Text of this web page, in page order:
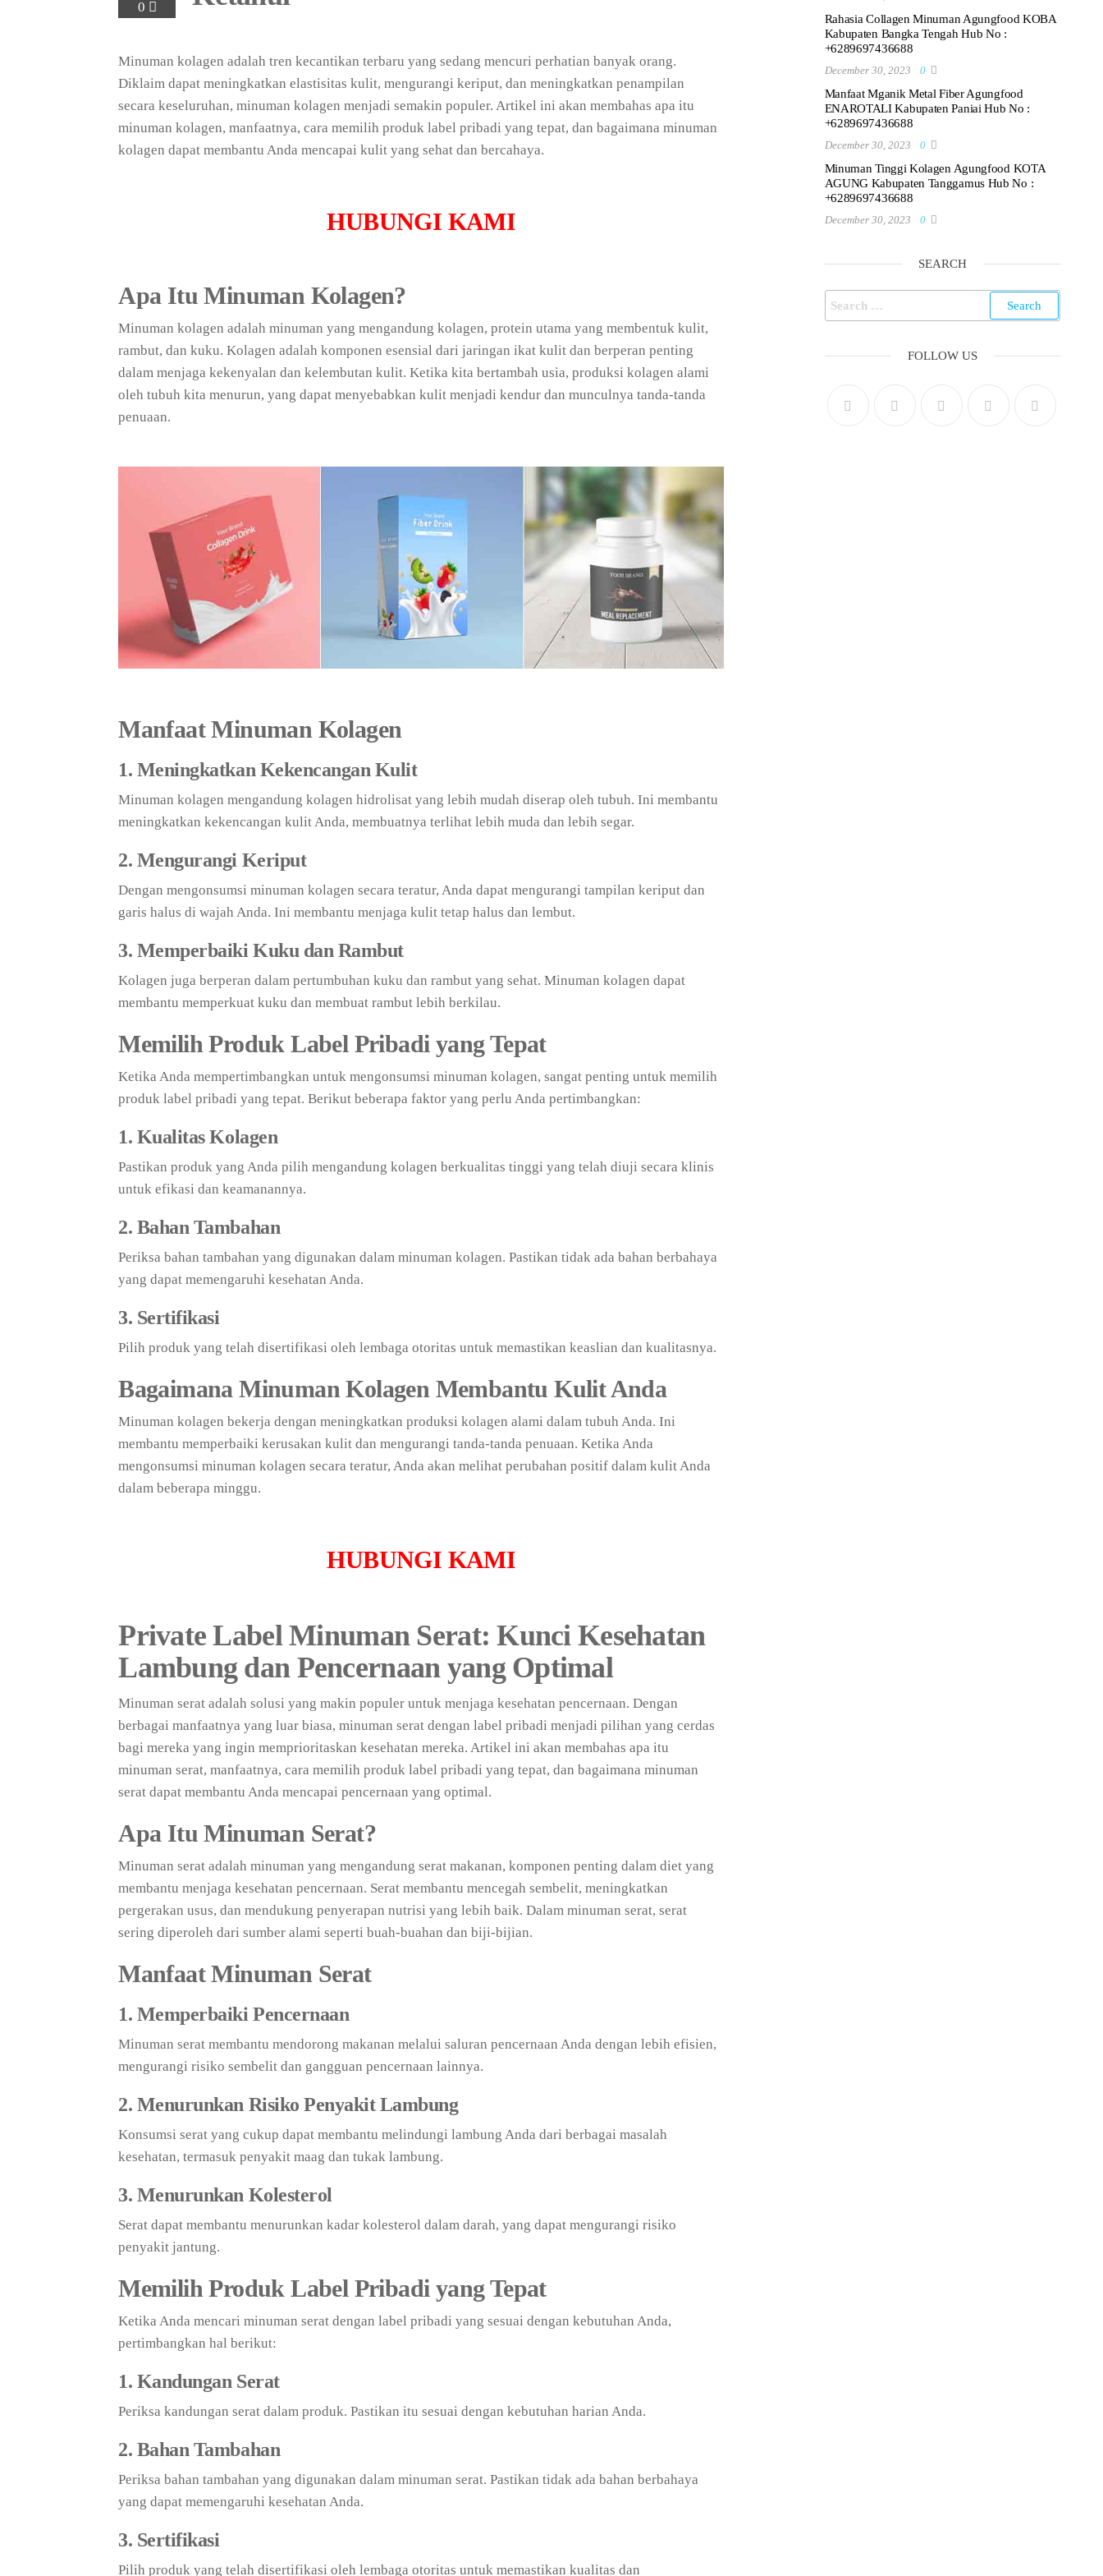
0
Minuman kolagen adalah tren kecantikan terbaru yang sedang mencuri perhatian banyak orang.
Diklaim dapat meningkatkan elastisitas kulit, mengurangi keriput, dan meningkatkan penampilan
secara keseluruhan, minuman kolagen menjadi semakin populer. Artikel ini akan membahas apa itu
minuman kolagen, manfaatnya, cara memilih produk label pribadi yang tepat, dan bagaimana minuman
kolagen dapat membantu Anda mencapai kulit yang sehat dan bercahaya.
HUBUNGI KAMI
Apa Itu Minuman Kolagen?
Minuman kolagen adalah minuman yang mengandung kolagen, protein utama yang membentuk kulit,
rambut, dan kuku. Kolagen adalah komponen esensial dari jaringan ikat kulit dan berperan penting
dalam menjaga kekenyalan dan kelembutan kulit. Ketika kita bertambah usia, produksi kolagen alami
oleh tubuh kita menurun, yang dapat menyebabkan kulit menjadi kendur dan munculnya tanda-tanda
penuaan.
Manfaat Minuman Kolagen
1. Meningkatkan Kekencangan Kulit
Minuman kolagen mengandung kolagen hidrolisat yang lebih mudah diserap oleh tubuh. Ini membantu
meningkatkan kekencangan kulit Anda, membuatnya terlihat lebih muda dan lebih segar.
2. Mengurangi Keriput
Dengan mengonsumsi minuman kolagen secara teratur, Anda dapat mengurangi tampilan keriput dan
garis halus di wajah Anda. Ini membantu menjaga kulit tetap halus dan lembut.
3. Memperbaiki Kuku dan Rambut
Kolagen juga berperan dalam pertumbuhan kuku dan rambut yang sehat. Minuman kolagen dapat
membantu memperkuat kuku dan membuat rambut lebih berkilau.
Memilih Produk Label Pribadi yang Tepat
Ketika Anda mempertimbangkan untuk mengonsumsi minuman kolagen, sangat penting untuk memilih
produk label pribadi yang tepat. Berikut beberapa faktor yang perlu Anda pertimbangkan:
1. Kualitas Kolagen
Pastikan produk yang Anda pilih mengandung kolagen berkualitas tinggi yang telah diuji secara klinis
untuk efikasi dan keamanannya.
2. Bahan Tambahan
Periksa bahan tambahan yang digunakan dalam minuman kolagen. Pastikan tidak ada bahan berbahaya
yang dapat memengaruhi kesehatan Anda.
3. Sertifikasi
Pilih produk yang telah disertifikasi oleh lembaga otoritas untuk memastikan keaslian dan kualitasnya.
Bagaimana Minuman Kolagen Membantu Kulit Anda
Minuman kolagen bekerja dengan meningkatkan produksi kolagen alami dalam tubuh Anda. Ini
membantu memperbaiki kerusakan kulit dan mengurangi tanda-tanda penuaan. Ketika Anda
mengonsumsi minuman kolagen secara teratur, Anda akan melihat perubahan positif dalam kulit Anda
dalam beberapa minggu.
HUBUNGI KAMI
Private Label Minuman Serat: Kunci Kesehatan
Lambung dan Pencernaan yang Optimal
Minuman serat adalah solusi yang makin populer untuk menjaga kesehatan pencernaan. Dengan
berbagai manfaatnya yang luar biasa, minuman serat dengan label pribadi menjadi pilihan yang cerdas
bagi mereka yang ingin memprioritaskan kesehatan mereka. Artikel ini akan membahas apa itu
minuman serat, manfaatnya, cara memilih produk label pribadi yang tepat, dan bagaimana minuman
serat dapat membantu Anda mencapai pencernaan yang optimal.
Apa Itu Minuman Serat?
Minuman serat adalah minuman yang mengandung serat makanan, komponen penting dalam diet yang
membantu menjaga kesehatan pencernaan. Serat membantu mencegah sembelit, meningkatkan
pergerakan usus, dan mendukung penyerapan nutrisi yang lebih baik. Dalam minuman serat, serat
sering diperoleh dari sumber alami seperti buah-buahan dan biji-bijian.
Manfaat Minuman Serat
1. Memperbaiki Pencernaan
Minuman serat membantu mendorong makanan melalui saluran pencernaan Anda dengan lebih efisien,
mengurangi risiko sembelit dan gangguan pencernaan lainnya.
2. Menurunkan Risiko Penyakit Lambung
Konsumsi serat yang cukup dapat membantu melindungi lambung Anda dari berbagai masalah
kesehatan, termasuk penyakit maag dan tukak lambung.
3. Menurunkan Kolesterol
Serat dapat membantu menurunkan kadar kolesterol dalam darah, yang dapat mengurangi risiko
penyakit jantung.
Memilih Produk Label Pribadi yang Tepat
Ketika Anda mencari minuman serat dengan label pribadi yang sesuai dengan kebutuhan Anda,
pertimbangkan hal berikut:
1. Kandungan Serat
Periksa kandungan serat dalam produk. Pastikan itu sesuai dengan kebutuhan harian Anda.
2. Bahan Tambahan
Periksa bahan tambahan yang digunakan dalam minuman serat. Pastikan tidak ada bahan berbahaya
yang dapat memengaruhi kesehatan Anda.
3. Sertifikasi
Pilih produk yang telah disertifikasi oleh lembaga otoritas untuk memastikan kualitas dan
Rahasia Collagen Minuman Agungfood KOBA
Kabupaten Bangka Tengah Hub No :
+6289697436688
December 30, 2023 0
Manfaat Mganik Metal Fiber Agungfood
ENAROTALI Kabupaten Paniai Hub No :
+6289697436688
December 30, 2023 0
Minuman Tinggi Kolagen Agungfood KOTA
AGUNG Kabupaten Tanggamus Hub No :
+6289697436688
December 30, 2023 0
SEARCH
Search
for:
FOLLOW US